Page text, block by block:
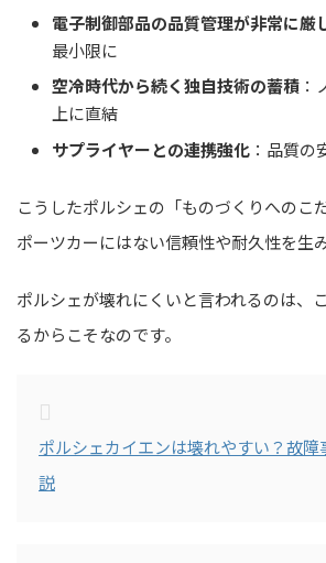
電子制御部品の品質管理が非常に厳
最小限に
空冷時代から続く独自技術の蓄積 ：
上に直結
サプライヤーとの連携強化 ：品質の
こうしたポルシェの「ものづくりへのこ
ポーツカーにはない信頼性や耐久性を生
ポルシェが壊れにくいと言われるのは、
るからこそなのです。
ポルシェカイエンは壊れやすい？故
説